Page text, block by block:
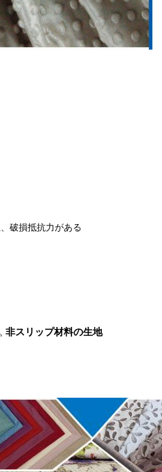
破損抵抗力がある
, 非スリップ材料の生地